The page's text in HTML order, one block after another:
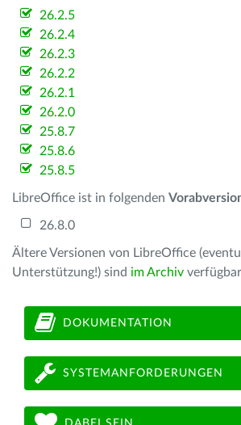
26.2.5
26.2.4
26.2.3
26.2.2
26.2.1
26.2.0
25.8.7
25.8.6
25.8.5
LibreOffice ist in folgenden
26.8.0
Ältere Versionen von LibreOffice
Unterstützung!) sind im Archiv verfügbar
DOKUMENTATION
SYSTEMANFORDERUNGEN